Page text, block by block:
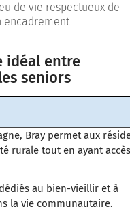
de vie respectueux de
encadrement
idéal entre
seniors
Bray permet aux
rurale tout en ayant
au bien-vieillir et à
la vie communautaire.